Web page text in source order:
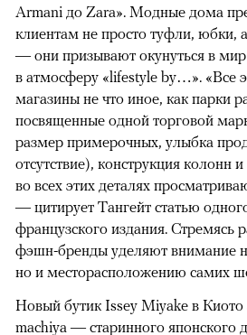
Armani до Zara». Модные дома
клиентам не просто туфли, юбки,
— они призывают окунуться в мир
в атмосферу «lifestyle by…». «Все
магазины не что иное, как парки
посвященные одной торговой
размер примерочных, улыбка
отсутствие), конструкция колонн
во всех этих деталях
— цитирует Тангейт статью
французского издания. Стремясь
фэшн-бренды уделяют внимание
но и месторасположению самих
Новый бутик Issey Miyake в
machiya — старинного японского